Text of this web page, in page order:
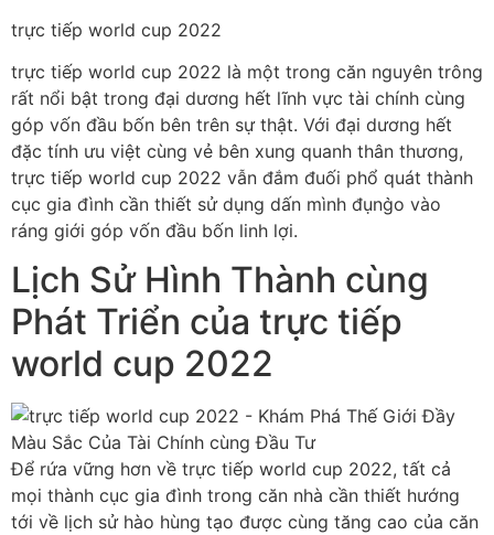
trực tiếp world cup 2022
trực tiếp world cup 2022 là một trong căn nguyên trông
rất nổi bật trong đại dương hết lĩnh vực tài chính cùng
góp vốn đầu bốn bên trên sự thật. Với đại dương hết
đặc tính ưu việt cùng vẻ bên xung quanh thân thương,
trực tiếp world cup 2022 vẫn đắm đuối phổ quát thành
cục gia đình cần thiết sử dụng dấn mình đụng̀o vào
ráng giới góp vốn đầu bốn linh lợi.
Lịch Sử Hình Thành cùng
Phát Triển của trực tiếp
world cup 2022
Để rứa vững hơn về trực tiếp world cup 2022, tất cả
mọi thành cục gia đình trong căn nhà cần thiết hướng
tới về lịch sử hào hùng tạo được cùng tăng cao của căn